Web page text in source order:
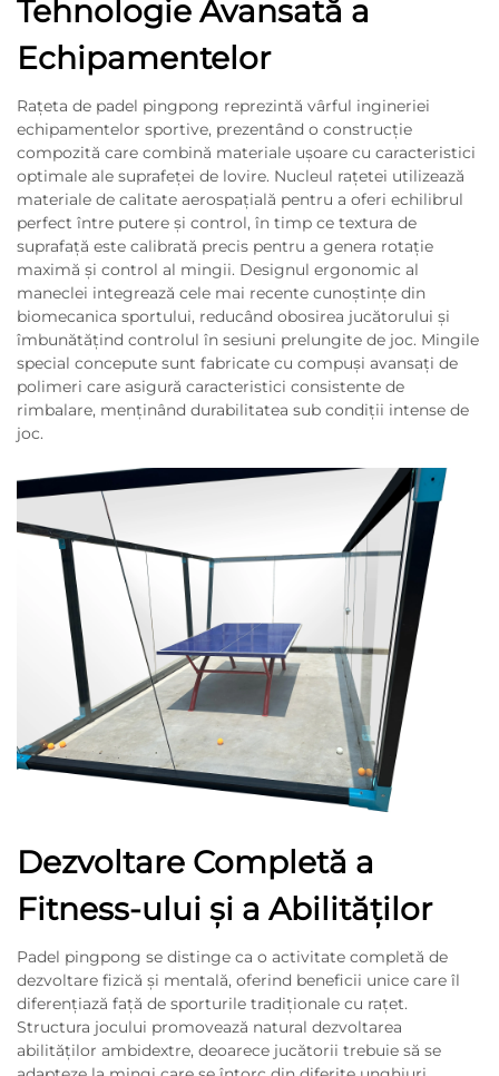
Tehnologie Avansată a
Echipamentelor
Rațeta de padel pingpong reprezintă vârful ingineriei
echipamentelor sportive, prezentând o construcție
compozită care combină materiale ușoare cu caracteristici
optimale ale suprafeței de lovire. Nucleul rațetei utilizează
materiale de calitate aerospațială pentru a oferi echilibrul
perfect între putere și control, în timp ce textura de
suprafață este calibrată precis pentru a genera rotație
maximă și control al mingii. Designul ergonomic al
maneclei integrează cele mai recente cunoștințe din
biomecanica sportului, reducând obosirea jucătorului și
îmbunătățind controlul în sesiuni prelungite de joc. Mingile
special concepute sunt fabricate cu compuși avansați de
polimeri care asigură caracteristici consistente de
rimbalare, menținând durabilitatea sub condiții intense de
joc.
Dezvoltare Completă a
Fitness-ului și a Abilităților
Padel pingpong se distinge ca o activitate completă de
dezvoltare fizică și mentală, oferind beneficii unice care îl
diferențiază față de sporturile tradiționale cu rațet.
Structura jocului promovează natural dezvoltarea
abilităților ambidextre, deoarece jucătorii trebuie să se